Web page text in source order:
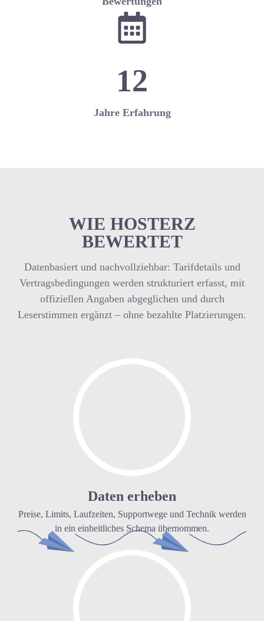
12
Jahre Erfahrung
WIE HOSTERZ
BEWERTET
Datenbasiert und nachvollziehbar: Tarifdetails und
Vertragsbedingungen werden strukturiert erfasst, mit
offiziellen Angaben abgeglichen und durch
Leserstimmen ergänzt – ohne bezahlte Platzierungen.
Daten erheben
Preise, Limits, Laufzeiten, Supportwege und Technik werden
in ein einheitliches Schema übernommen.